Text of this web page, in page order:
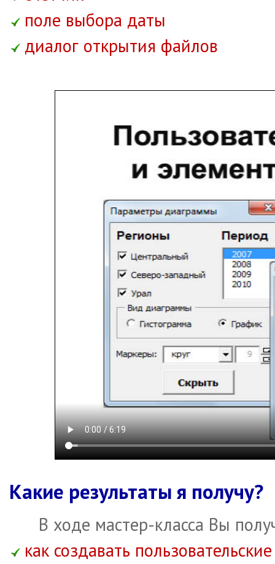
поле выбора даты
диалог открытия файлов
Какие результаты я получу?
В ходе мастер-класса Вы
как создавать